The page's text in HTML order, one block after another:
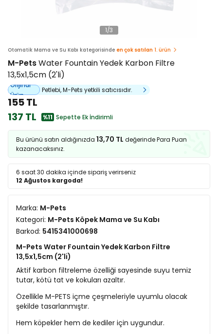
1/3
Otomatik Mama ve Su Kabı kategorisinde en çok satılan 1. ürün
M-PetsWater Fountain Yedek Karbon Filtre
13,5x1,5cm (2'li)
Orijinal
Ürün
Petlebi, M-Pets yetkili satıcısıdır.
155 TL
137 TL
%11 Sepette Ek İndirimli
Bu ürünü satın aldığınızda 13,70 TL değerinde Para Puan
kazanacaksınız.
6 saat 30 dakika içinde sipariş verirseniz
12 Ağustos kargoda!
Marka: M-Pets
Kategori: M-Pets Köpek Mama ve Su Kabı
Barkod: 5415341000698
M-Pets Water Fountain Yedek Karbon Filtre
13,5x1,5cm (2'li)
Aktif karbon filtreleme özelliği sayesinde suyu temiz
tutar, kötü tat ve kokuları azaltır.
Özellikle M-PETS içme çeşmeleriyle uyumlu olacak
şekilde tasarlanmıştır.
Hem köpekler hem de kediler için uygundur.